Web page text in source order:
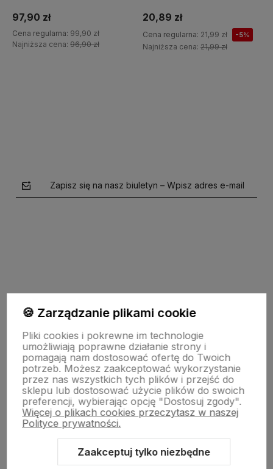
97,90 zł
Cena regularna: 99,90 zł
Najniższa cena: 96,90 zł
20,89 zł
Cena regularna: 21,99 zł -5%
Najniższa cena: 21,99 zł
Zapisz się na nasz biuletyn – Wpisz adres e-mail
polityce prywatności
Pomoc
Moje konto
Płatności i dostawa
🍪 Zarządzanie plikami cookie
Pliki cookies i pokrewne im technologie
umożliwiają poprawne działanie strony i
pomagają nam dostosować ofertę do Twoich
potrzeb. Możesz zaakceptować wykorzystanie
przez nas wszystkich tych plików i przejść do
sklepu lub dostosować użycie plików do swoich
preferencji, wybierając opcję "Dostosuj zgody".
Więcej o plikach cookies przeczytasz w naszej
Polityce prywatności.
Zaakceptuj tylko niezbędne